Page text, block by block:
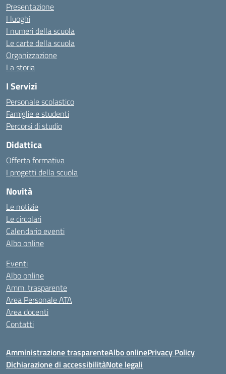
Presentazione
I luoghi
I numeri della scuola
Le carte della scuola
Organizzazione
La storia
I Servizi
Personale scolastico
Famiglie e studenti
Percorsi di studio
Didattica
Offerta formativa
I progetti della scuola
Novità
Le notizie
Le circolari
Calendario eventi
Albo online
Eventi
Albo online
Amm. trasparente
Area Personale ATA
Area docenti
Contatti
Amministrazione trasparenteAlbo onlinePrivacy Policy
Dichiarazione di accessibilitàNote legali